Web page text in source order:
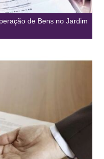
de Bens no Jardim